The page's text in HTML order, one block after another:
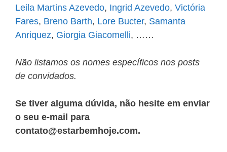
Leila Martins Azevedo, Ingrid Azevedo, Victória
Fares, Breno Barth, Lore Bucter, Samanta
Anriquez, Giorgia Giacomelli, ……
Não listamos os nomes específicos nos posts
de convidados.
Se tiver alguma dúvida, não hesite em enviar
o seu e-mail para
contato@estarbemhoje.com.